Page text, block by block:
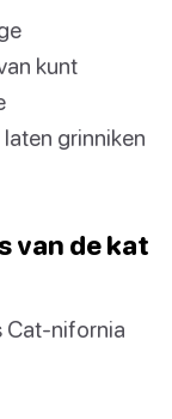
kunt
grinniken
van de kat
Cat-nifornia